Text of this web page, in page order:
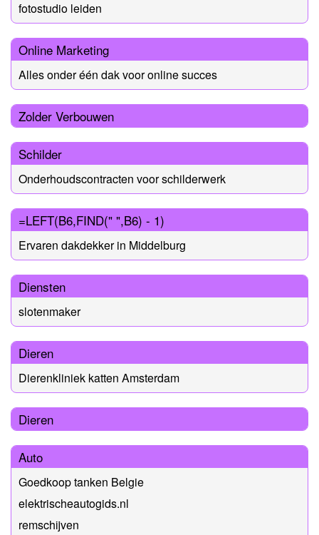
fotostudio leiden
Online Marketing
Alles onder één dak voor online succes
Zolder Verbouwen
Schilder
Onderhoudscontracten voor schilderwerk
=LEFT(B6,FIND(" ",B6) - 1)
Ervaren dakdekker in Middelburg
Diensten
slotenmaker
Dieren
Dierenkliniek katten Amsterdam
Dieren
Auto
Goedkoop tanken Belgie
elektrischeautogids.nl
remschijven